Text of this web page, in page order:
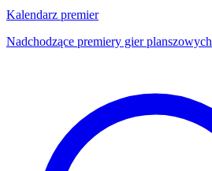
Kalendarz premier
Nadchodzące premiery gier planszowych